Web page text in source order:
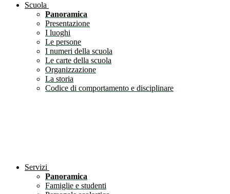
Scuola
Panoramica
Presentazione
I luoghi
Le persone
I numeri della scuola
Le carte della scuola
Organizzazione
La storia
Codice di comportamento e disciplinare
Servizi
Panoramica
Famiglie e studenti